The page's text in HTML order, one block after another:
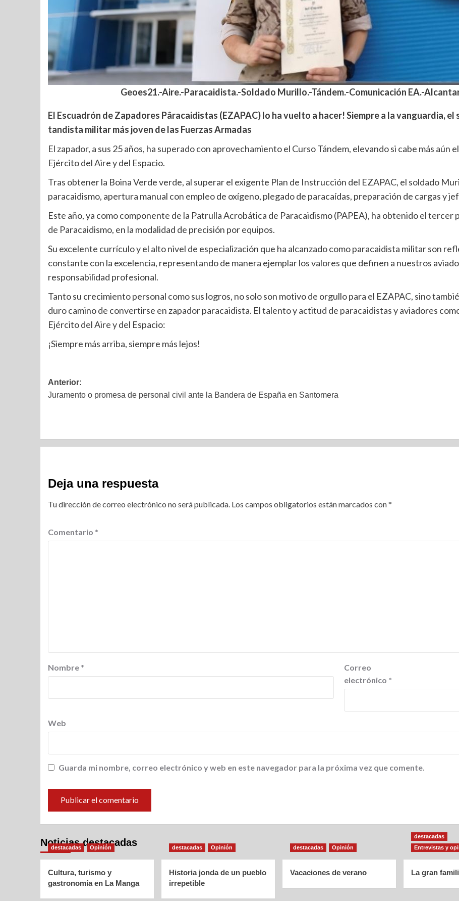
Geoes21.-Aire.-Paracaidista.-Soldado Murillo.-Tándem.-Comunicación EA.-
El Escuadrón de Zapadores Pâracaidistas (EZAPAC) lo ha vuelto a hacer! Siempre a la vanguardia,
tandista militar más joven de las Fuerzas Armadas
El zapador, a sus 25 años, ha superado con aprovechamiento el Curso Tándem, elevando si cabe más aún
Ejército del Aire y del Espacio.
Tras obtener la Boina Verde verde, al superar el exigente Plan de Instrucción del EZAPAC, el soldado
paracaidismo, apertura manual con empleo de oxígeno, plegado de paracaídas, preparación de cargas y
Este año, ya como componente de la Patrulla Acrobática de Paracaidismo (PAPEA), ha obtenido el
de Paracaidismo, en la modalidad de precisión por equipos.
Su excelente currículo y el alto nivel de especialización que ha alcanzado como paracaidista militar son
constante con la excelencia, representando de manera ejemplar los valores que definen a nuestros
responsabilidad profesional.
Tanto su crecimiento personal como sus logros, no solo son motivo de orgullo para el EZAPAC, sino
duro camino de convertirse en zapador paracaidista. El talento y actitud de paracaidistas y aviadores
Ejército del Aire y del Espacio:
¡Siempre más arriba, siempre más lejos!
Anterior:
Juramento o promesa de personal civil ante la Bandera de España en Santomera
Deja una respuesta
Tu dirección de correo electrónico no será publicada. Los campos obligatorios están marcados con*
Comentario *
Nombre *
Correo
electrónico *
Web
Guarda mi nombre, correo electrónico y web en este navegador para la próxima vez que comente.
Noticias destacadas
destacadas Opinión
Cultura, turismo y
gastronomía en La Manga
destacadas Opinión
Historia jonda de un pueblo
irrepetible
destacadas Opinión
Vacaciones de verano
destacadas
Entrevistas y
La gran